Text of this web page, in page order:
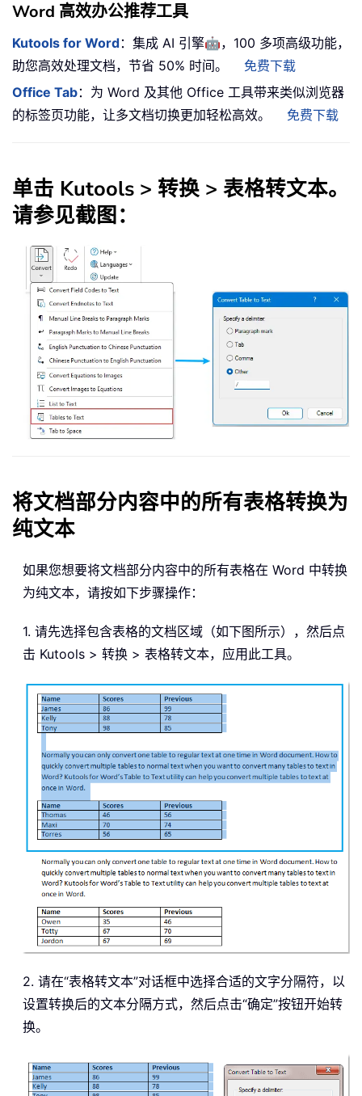
Word 高效办公推荐工具
Kutools for Word：集成 AI 引擎🤖，100 多项高级功能，
助您高效处理文档，节省 50% 时间。
免费下载
Office Tab：为 Word 及其他 Office 工具带来类似浏览器
的标签页功能，让多文档切换更加轻松高效。
免费下载
单击 Kutools > 转换 > 表格转文本。
请参见截图：
将文档部分内容中的所有表格转换为
纯文本
如果您想要将文档部分内容中的所有表格在 Word 中转换
为纯文本，请按如下步骤操作：
1. 请先选择包含表格的文档区域（如下图所示），然后点
击 Kutools > 转换 > 表格转文本，应用此工具。
2. 请在“表格转文本”对话框中选择合适的文字分隔符，以
设置转换后的文本分隔方式，然后点击“确定”按钮开始转
换。